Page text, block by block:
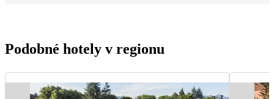
Podobné hotely v regionu